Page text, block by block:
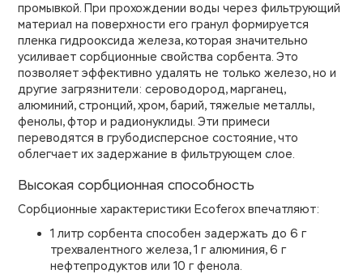
промывкой. При прохождении воды через фильтрующий
материал на поверхности его гранул формируется
пленка гидрооксида железа, которая значительно
усиливает сорбционные свойства сорбента. Это
позволяет эффективно удалять не только железо, но и
другие загрязнители: сероводород, марганец,
алюминий, стронций, хром, барий, тяжелые металлы,
фенолы, фтор и радионуклиды. Эти примеси
переводятся в грубодисперсное состояние, что
облегчает их задержание в фильтрующем слое.
Высокая сорбционная способность
Сорбционные характеристики Ecoferox впечатляют:
1 литр сорбента способен задержать до 6 г
трехвалентного железа, 1 г алюминия, 6 г
нефтепродуктов или 10 г фенола.